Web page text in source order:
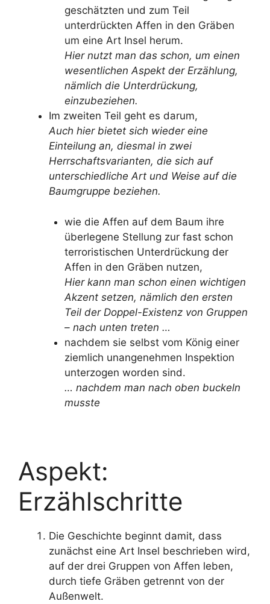
geschätzten und zum Teil
unterdrückten Affen in den Gräben
um eine Art Insel herum.
Hier nutzt man das schon, um einen
wesentlichen Aspekt der Erzählung,
nämlich die Unterdrückung,
einzubeziehen.
Im zweiten Teil geht es darum,
Auch hier bietet sich wieder eine
Einteilung an, diesmal in zwei
Herrschaftsvarianten, die sich auf
unterschiedliche Art und Weise auf die
Baumgruppe beziehen.
wie die Affen auf dem Baum ihre
überlegene Stellung zur fast schon
terroristischen Unterdrückung der
Affen in den Gräben nutzen,
Hier kann man schon einen wichtigen
Akzent setzen, nämlich den ersten
Teil der Doppel-Existenz von Gruppen
– nach unten treten …
nachdem sie selbst vom König einer
ziemlich unangenehmen Inspektion
unterzogen worden sind.
… nachdem man nach oben buckeln
musste
Aspekt:
Erzählschritte
Die Geschichte beginnt damit, dass
zunächst eine Art Insel beschrieben wird,
auf der drei Gruppen von Affen leben,
durch tiefe Gräben getrennt von der
Außenwelt.